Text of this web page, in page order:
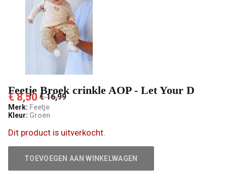
Pashuiske
Feetje Broek crinkle AOP - Let Your D
€ 8,50 € 16,99
Merk: Feetje
Kleur: Groen
Dit product is uitverkocht.
TOEVOEGEN AAN WINKELWAGEN